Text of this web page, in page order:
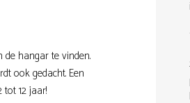
de hangar te vinden.
ook gedacht. Een
12 jaar!